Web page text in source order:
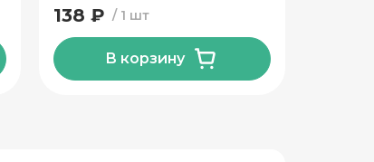
1 шт
138 ₽
В корзину